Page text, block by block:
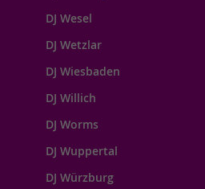
DJ Wesel
DJ Wetzlar
DJ Wiesbaden
DJ Willich
DJ Worms
DJ Wuppertal
DJ Würzburg